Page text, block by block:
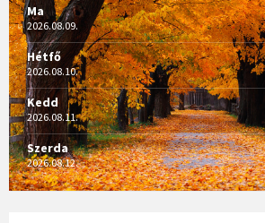
Ma
2026.08.09.
Hétfő
2026.08.10.
Kedd
2026.08.11.
Szerda
2026.08.12.